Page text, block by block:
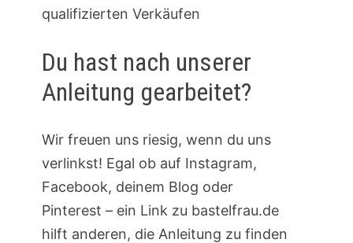
qualifizierten Verkäufen
Du hast nach unserer
Anleitung gearbeitet?
Wir freuen uns riesig, wenn du uns
verlinkst! Egal ob auf Instagram,
Facebook, deinem Blog oder
Pinterest – ein Link zu bastelfrau.de
hilft anderen, die Anleitung zu finden